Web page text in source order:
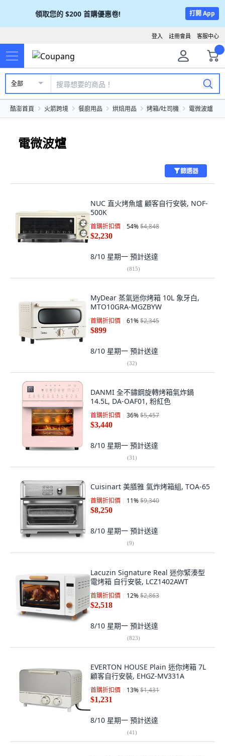
領取您的 $200 首購優惠卷! 打開 App
客服中心
註冊會員
登入
全部
酷澎首頁 火箭跨境 餐廚用品 烘焙用品 烤箱/吐司機 電微波爐
電微波爐
篩選器
NUC 直火烤魚爐 顧客自行安裝, NOF-
500K
首購折扣價 54%$4,848
$2,230
8/10 星期一 預計送達
(815)
MyDear 蒸氣迷你烤箱 10L 象牙白,
MTO10GRA-MGZBYW
首購折扣價 61%$2,345
$899
8/10 星期一 預計送達
(32)
DANMI 全不鏽鋼旋轉烤箱氣炸鍋
14.5L, DA-OAF01, 粉紅色
首購折扣價 36%$5,457
$3,440
8/10 星期一 預計送達
(31)
Cuisinart 美膳雅 氣炸烤箱組, TOA-65
首購折扣價 11%$9,340
$8,250
8/10 星期一 預計送達
(9)
Lacuzin Signature Real 迷你緊湊型
電烤箱 自行安裝, LCZ1402AWT
首購折扣價 12%$2,863
$2,518
8/10 星期一 預計送達
(823)
EVERTON HOUSE Plain 迷你烤箱 7L
顧客自行安裝, EHGZ-MV331A
首購折扣價 13%$1,431
$1,231
8/10 星期一 預計送達
(41)